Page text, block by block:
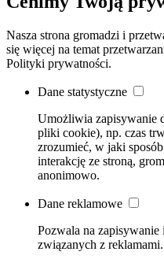
Nasza strona gromadzi i
się więcej na temat
Polityki prywatności.
Dane statystyczne
Umożliwia zapisywanie
pliki cookie), np. czas
zrozumieć, w jaki
interakcję ze stroną,
anonimowo.
Dane reklamowe
Pozwala na
związanych z reklamami.